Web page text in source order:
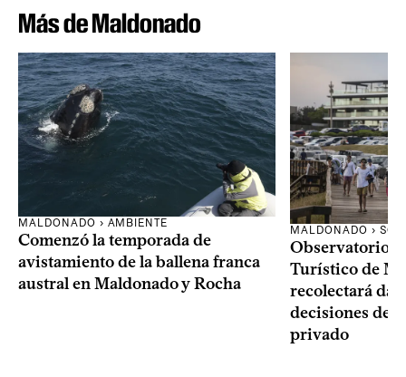
Más de Maldonado
MALDONADO › AMBIENTE
Comenzó la temporada de
avistamiento de la ballena franca
austral en Maldonado y Rocha
MALDONADO ›
Observatorio
Turístico de
recolectará
decisiones del
privado